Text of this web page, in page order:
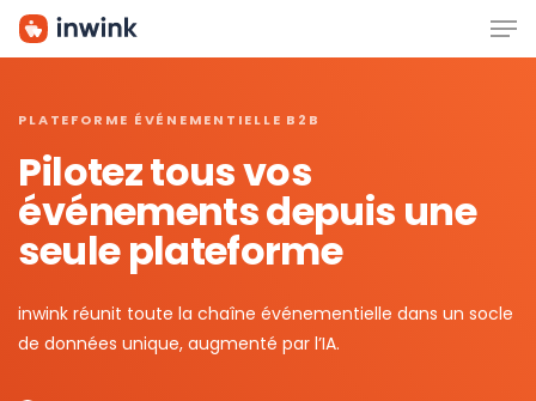
Skip
PLATEFORME ÉVÉNEMENTIELLE B2B
Pilotez tous vos
événements depuis une
seule plateforme
inwink réunit toute la chaîne événementielle dans un socle
de données unique, augmenté par l’IA.